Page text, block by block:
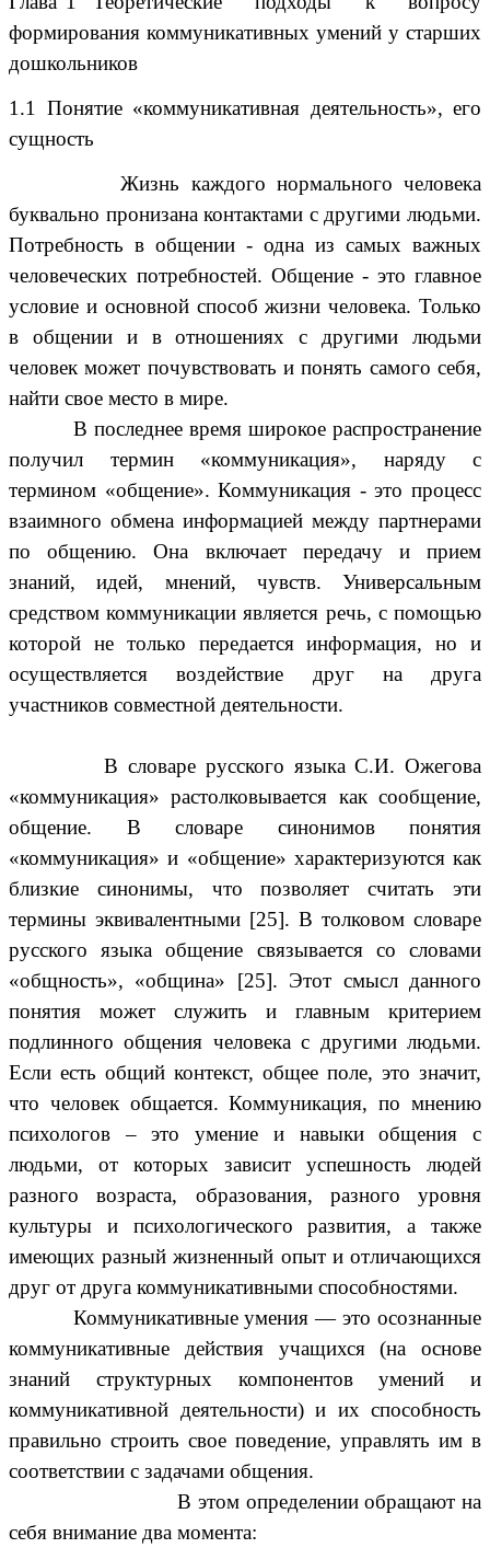
формирования коммуникативных умений у старших
дошкольников
1.1 Понятие «коммуникативная деятельность», его
сущность
Жизнь каждого нормального человека
буквально пронизана контактами с другими людьми.
Потребность в общении - одна из самых важных
человеческих потребностей. Общение - это главное
условие и основной способ жизни человека. Только
в общении и в отношениях с другими людьми
человек может почувствовать и понять самого себя,
найти свое место в мире.
В последнее время широкое распространение
получил термин «коммуникация», наряду с
термином «общение».Коммуникация - это процесс
взаимного обмена информацией между партнерами
по общению. Она включает передачу и прием
знаний, идей, мнений, чувств. Универсальным
средством коммуникации является речь, с помощью
которой не только передается информация, но и
осуществляется воздействие друг на друга
участников совместной деятельности.
В словаре русского языка С.И. Ожегова
«коммуникация»растолковывается как сообщение,
общение. В словаре синонимов понятия
«коммуникация»и «общение» характеризуются как
близкие синонимы, что позволяет считать эти
термины эквивалентными [25]. В толковом словаре
русского языка общение связывается со словами
«общность», «община» [25]. Этот смысл данного
понятия может служить и главным критерием
подлинного общения человека с другими людьми.
Если есть общий контекст, общее поле, это значит,
что человек общается. Коммуникация, по мнению
психологов – это умение и навыки общения с
людьми, от которых зависит успешность людей
разного возраста, образования, разного уровня
культуры и психологического развития, а также
имеющих разный жизненный опыт и отличающихся
друг от друга коммуникативными способностями.
Коммуникативные умения — это осознанные
коммуникативные действия учащихся (на основе
знаний структурных компонентов умений и
коммуникативной деятельности) и их способность
правильно строить свое поведение, управлять им в
соответствии с задачами общения.
В этом определении обращают на
себя внимание два момента: